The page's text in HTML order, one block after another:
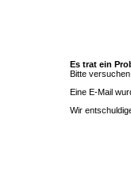
Es trat ein
Bitte
Eine E-Mail
Wir